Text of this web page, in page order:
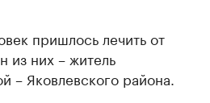
пришлось лечить от
из них – житель
– Яковлевского района.